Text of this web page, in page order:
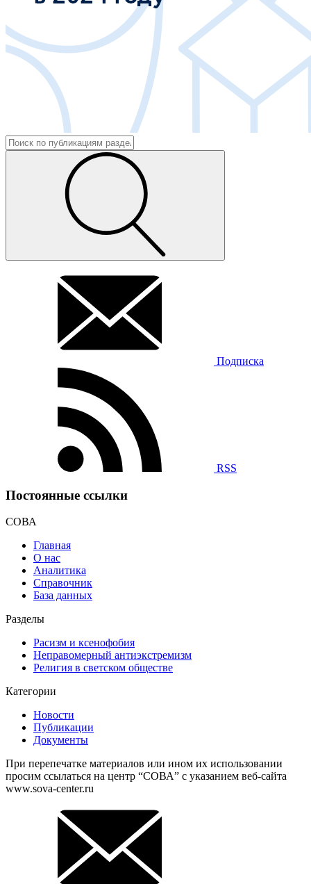
Подписка
RSS
Постоянные ссылки
СОВА
Главная
О нас
Аналитика
Справочник
База данных
Разделы
Расизм и ксенофобия
Неправомерный антиэкстремизм
Религия в светском обществе
Категории
Новости
Публикации
Документы
При перепечатке материалов или ином их использовании
просим ссылаться на центр “СОВА” с указанием веб-сайта
www.sova-center.ru